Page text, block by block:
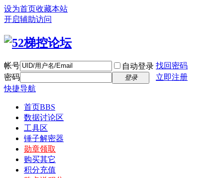
设为首页收藏本站
开启辅助访问
帐号 自动登录 找回密码
密码
登录
立即注册
快捷导航
首页BBS
数据讨论区
工具区
锤子解密器
勋章领取
购买其它
积分充值